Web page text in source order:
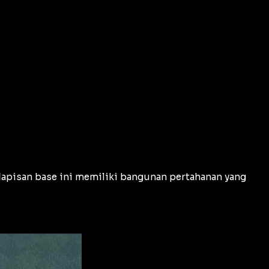
base ini memiliki bangunan pertahanan yang